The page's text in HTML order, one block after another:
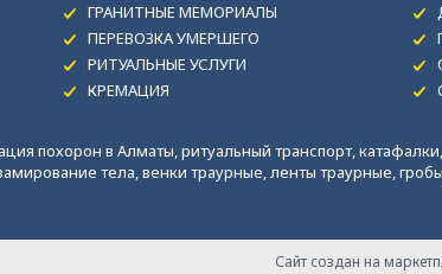
ГРАНИТНЫЕ МЕМОРИАЛЫ
ПЕРЕВОЗКА УМЕРШЕГО
РИТУАЛЬНЫЕ УСЛУГИ
КРЕМАЦИЯ
похорон в Алматы, ритуальный транспорт,
тела, венки траурные, ленты траурные,
Сайт создан на